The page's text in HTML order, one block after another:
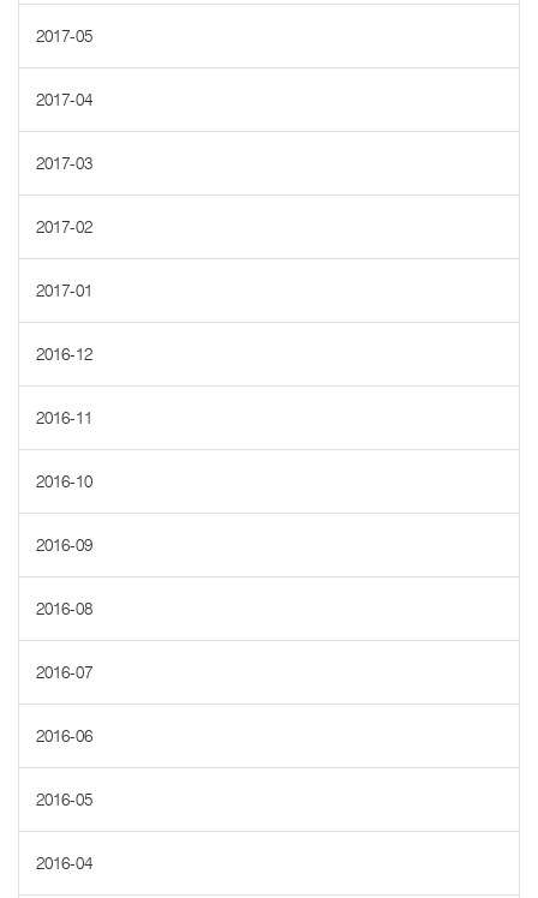
2017-05
2017-04
2017-03
2017-02
2017-01
2016-12
2016-11
2016-10
2016-09
2016-08
2016-07
2016-06
2016-05
2016-04